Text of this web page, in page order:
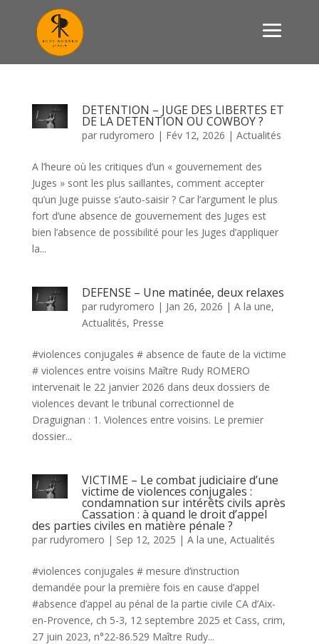
DETENTION – JUGE DES LIBERTES ET
DE LA DETENTION OU COWBOY ?
par rudyromero | Fév 12, 2026 | Actualités
A l’heure où les critiques d’un « gouvernement des
Juges » sont les plus saillantes, comment accepter
qu’un Juge puisse s’auto-saisir ? Car l’argument le plus
fort d’une absence de gouvernement des Juges est
bien l’absence de possibilité pour les Juges d’appliquer
la...
DEFENSE – Une matinée, deux relaxes
par rudyromero | Jan 26, 2026 | A la une,
Actualités, Presse
#violences conjugales # absence de faute de la victime
# violences entre voisins Maître Rudy ROMERO
intervenait le 22 janvier 2026 dans deux dossiers de
violences devant le tribunal correctionnel de
Draguignan : 1. Violences entre voisins. Le premier
dossier...
VICTIME – Le combat judiciaire d’une
victime de violences conjugales :
condamnation sur intérêts civils après
Cassation : à quand le droit d’appel
des parties civiles en matière pénale ?
par rudyromero | Sep 12, 2025 | A la une, Actualités
#violences conjugales # mesure d’instruction
demandée pour la première fois en cause d’appel
#absence d’appel au pénal de la partie civile CA d’Aix-
en-Provence, ch 5-3, 12 septembre 2025 et Cass, crim,
27 juin 2023, n°22-86.529 Maître Rudy...